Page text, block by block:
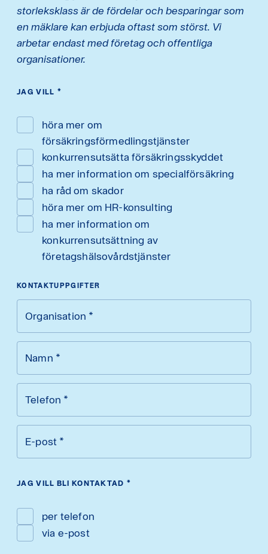
storleksklass är de fördelar och besparingar som
en mäklare kan erbjuda oftast som störst. Vi
arbetar endast med företag och offentliga
organisationer.
JAG VILL *
höra mer om
försäkringsförmedlingstjänster
konkurrensutsätta försäkringsskyddet
ha mer information om specialförsäkring
ha råd om skador
höra mer om HR-konsulting
ha mer information om
konkurrensutsättning av
företagshälsovårdstjänster
KONTAKTUPPGIFTER
Organisation *
Namn *
Telefon *
E-post *
JAG VILL BLI KONTAKTAD *
per telefon
via e-post